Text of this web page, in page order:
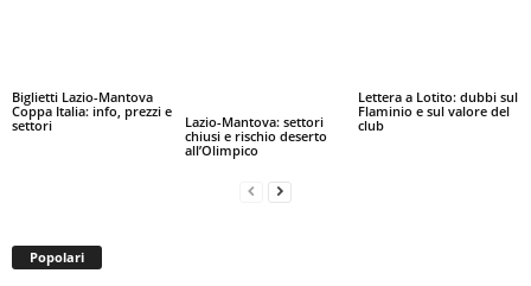
Biglietti Lazio-Mantova
Coppa Italia: info, prezzi e
settori
Lazio-Mantova: settori
chiusi e rischio deserto
all’Olimpico
Lettera a Lotito: dubbi sul
Flaminio e sul valore del
club
Popolari